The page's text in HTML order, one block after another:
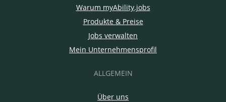
Warum myAbility.jobs
Produkte & Preise
Jobs verwalten
Mein Unternehmensprofil
ALLGEMEIN
Über uns